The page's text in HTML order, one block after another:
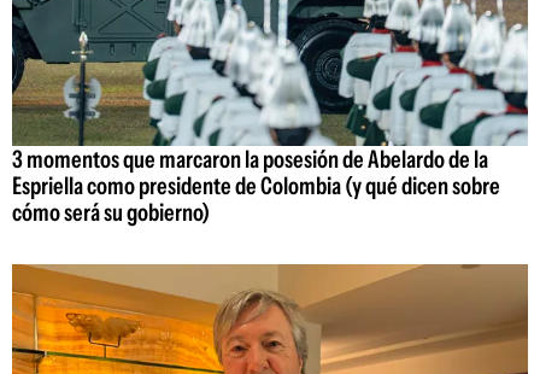
3 momentos que marcaron la posesión de Abelardo de la
Espriella como presidente de Colombia (y qué dicen sobre
cómo será su gobierno)